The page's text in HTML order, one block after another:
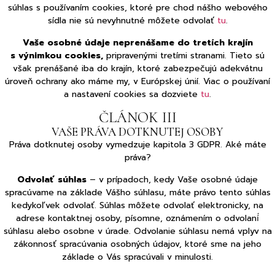
súhlas s používaním cookies, ktoré pre chod nášho webového
sídla nie sú nevyhnutné môžete odvolať tu.
Vaše osobné údaje neprenášame do tretích krajín
s výnimkou cookies, pripravenými tretími stranami. Tieto sú
však prenášané iba do krajín, ktoré zabezpečujú adekvátnu
úroveň ochrany ako máme my, v Európskej únií. Viac o používaní
a nastavení cookies sa dozviete tu.
ČLÁNOK III
VAŠE PRÁVA DOTKNUTEJ OSOBY
Práva dotknutej osoby vymedzuje kapitola 3 GDPR. Aké máte
práva?
Odvolať súhlas – v prípadoch, kedy Vaše osobné údaje
spracúvame na základe Vášho súhlasu, máte právo tento súhlas
kedykoľvek odvolať. Súhlas môžete odvolať elektronicky, na
adrese kontaktnej osoby, písomne, oznámením o odvolaní́
súhlasu alebo osobne v úrade. Odvolanie súhlasu nemá vplyv na
zákonnosť spracúvania osobných údajov, ktoré sme na jeho
základe o Vás spracúvali v minulosti.